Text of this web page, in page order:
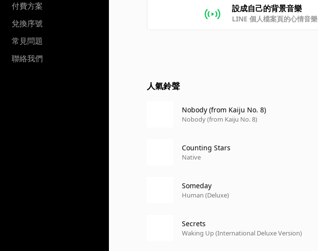
付費方案
兌換序號
常見問題
聯絡我們
設成自己的背景音樂
LINE 個人檔案頁的心情音樂
人氣鈴聲
Nobody (from Kaiju No. 8)
Nobody (from Kaiju No. 8)
Counting Stars
Native
Someday
Human (Deluxe)
Secrets
Waking Up (International Deluxe Version)